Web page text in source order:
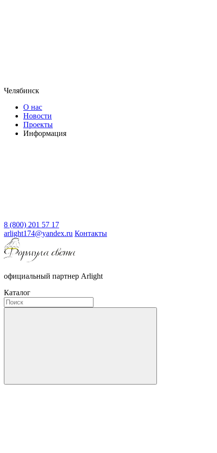
Челябинск
О нас
Новости
Проекты
Информация
8 (800) 201 57 17
arlight174@yandex.ru Контакты
официальный партнер Arlight
Каталог